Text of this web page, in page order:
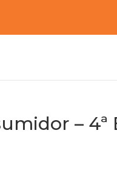
– 4ª